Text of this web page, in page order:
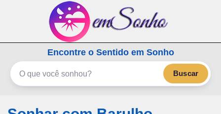
emSonho.com
Os sonhos significam mais
Encontre o Sentido em Sonho
Buscar